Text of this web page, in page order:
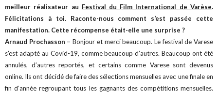
meilleur réalisateur au Festival du Film International de Varèse.
Félicitations à toi. Raconte-nous comment s’est passée cette
manifestation. Cette récompense était-elle une surprise ?
Arnaud Prochasson –Bonjour et merci beaucoup. Le festival de Varese
s’est adapté au Covid-19, comme beaucoup d’autres. Beaucoup ont été
annulés, d’autres reportés, et certains comme Varese sont devenus
online. Ils ont décidé de faire des sélections mensuelles avec une finale en
fin d’année regroupant tous les gagnants des compétitions mensuelles.